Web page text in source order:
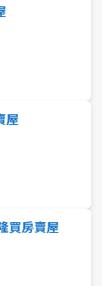
屋
買房賣屋